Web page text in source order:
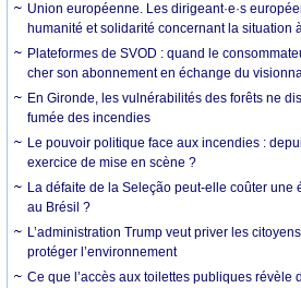
Union européenne. Les dirigeant·e·s
humanité et solidarité concernant la situation
Plateformes de SVOD : quand le
cher son abonnement en échange du
En Gironde, les vulnérabilités des forêts ne
fumée des incendies
Le pouvoir politique face aux incendies :
exercice de mise en scène ?
La défaite de la Seleção peut-elle coûter une
au Brésil ?
L’administration Trump veut priver les
protéger l’environnement
Ce que l’accès aux toilettes publiques révèle